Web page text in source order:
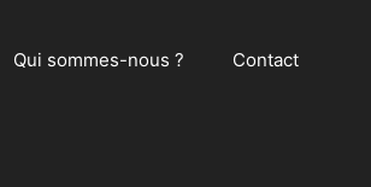
Qui sommes-nous ? Contact